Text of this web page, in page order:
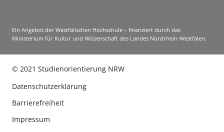
Ein Angebot der Westfälischen Hochschule – finanziert durch das
Ministerium für Kultur und Wissenschaft des Landes Nordrhein-Westfalen.
© 2021 Studienorientierung NRW
Datenschutzerklärung
Barrierefreiheit
Impressum